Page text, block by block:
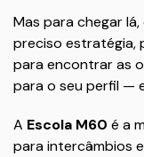
Mas para chegar
preciso estratégia,
para encontrar as
para o seu perfil —
A Escola M60 é a
para intercâmbios